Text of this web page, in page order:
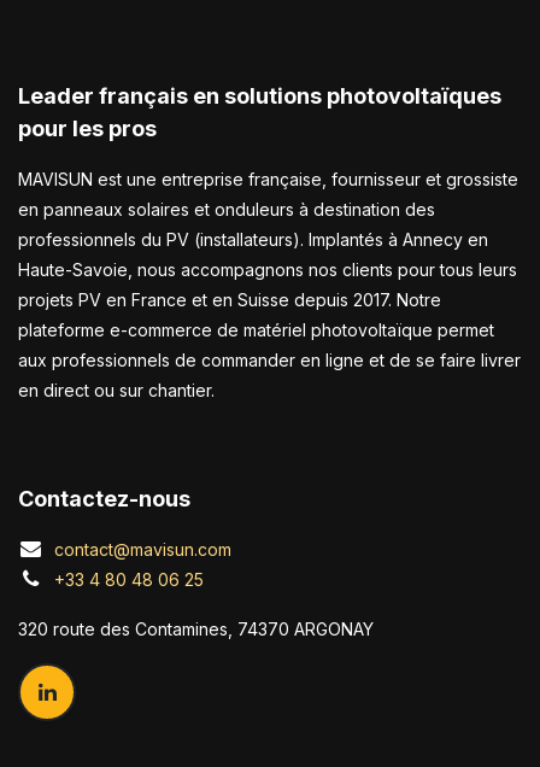
Leader français en solutions photovoltaïques
pour les pros
MAVISUN est une entreprise française, fournisseur et grossiste
en panneaux solaires et onduleurs à destination des
professionnels du PV (installateurs). Implantés à Annecy en
Haute-Savoie, nous accompagnons nos clients pour tous leurs
projets PV en France et en Suisse depuis 2017. Notre
plateforme e-commerce de matériel photovoltaïque permet
aux professionnels de commander en ligne et de se faire livrer
en direct ou sur chantier.
Contactez-nous
contact@mavisun.com
+33 4 80 48 06 25
320 route des Contamines, 74370 ARGONAY